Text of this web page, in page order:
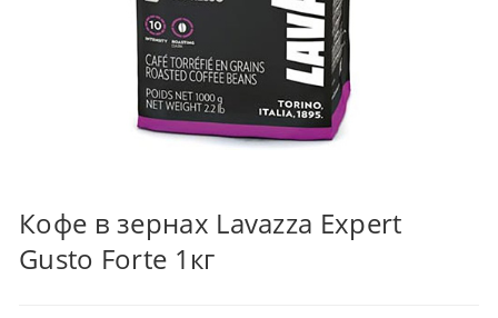
Кофе в зернах Lavazza Expert
Gusto Forte 1кг